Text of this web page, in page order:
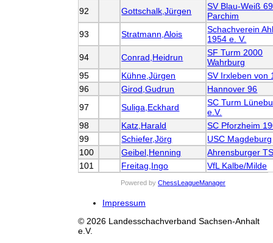
92
Gottschalk,Jürgen
SV Blau-Weiß 69
Parchim
93
Stratmann,Alois
Schachverein
1954 e. V.
94
Conrad,Heidrun
SF Turm 2000
Wahrburg
95
Kühne,Jürgen
SV Irxleben von
96
Girod,Gudrun
Hannover 96
97
Suliga,Eckhard
SC Turm
e.V.
98
Katz,Harald
SC Pforzheim
99
Schiefer,Jörg
USC Magdeburg
100
Geibel,Henning
Ahrensburger
101
Freitag,Ingo VfL Kalbe/Milde
Powered by ChessLeagueManager
Impressum
© 2026 Landesschachverband Sachsen-Anhalt
e.V.